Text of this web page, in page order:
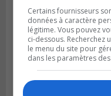
Le transport à la
de l’expansion
Certains fournisseurs
données à caractère
légitime. Vous pouvez
ci-dessous. Recherchez
le menu du site pour
dans les paramètres